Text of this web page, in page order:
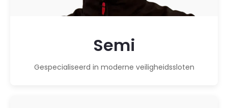
Semi
Gespecialiseerd in moderne veiligheidssloten